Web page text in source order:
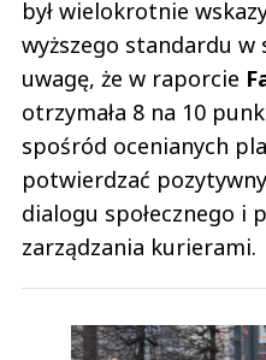
był wielokrotnie
wyższego standardu w
uwagę, że w raporcie
otrzymała 8 na 10
spośród ocenianych
potwierdzać
dialogu społecznego i
zarządzania kurierami.